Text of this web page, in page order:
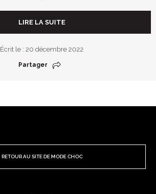
LIRE LA SUITE
Écrit le : 20 décembre 2022
Partager
RETOUR AU SITE DE MODE CHOC